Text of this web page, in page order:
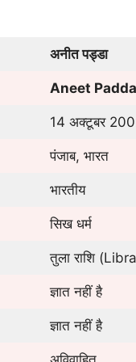
अनीत पड्डा
Aneet Padda
14 अक्टूबर
पंजाब, भारत
भारतीय
सिख धर्म
तुला राशि
ज्ञात नहीं है
ज्ञात नहीं है